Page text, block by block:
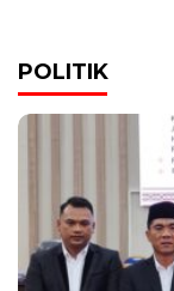
POLITIK